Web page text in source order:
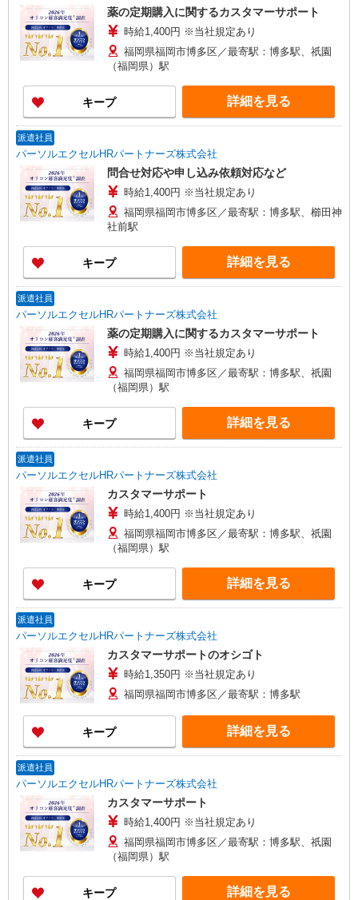
薬の定期購入に関するカスタマーサポート
時給1,400円 ※当社規定あり
福岡県福岡市博多区／最寄駅：博多駅、祇園
（福岡県）駅
キープ 詳細を見る
派遣社員
パーソルエクセルHRパートナーズ株式会社
問合せ対応や申し込み依頼対応など
時給1,400円 ※当社規定あり
福岡県福岡市博多区／最寄駅：博多駅、櫛田神
社前駅
キープ 詳細を見る
派遣社員
パーソルエクセルHRパートナーズ株式会社
薬の定期購入に関するカスタマーサポート
時給1,400円 ※当社規定あり
福岡県福岡市博多区／最寄駅：博多駅、祇園
（福岡県）駅
キープ 詳細を見る
派遣社員
パーソルエクセルHRパートナーズ株式会社
カスタマーサポート
時給1,400円 ※当社規定あり
福岡県福岡市博多区／最寄駅：博多駅、祇園
（福岡県）駅
キープ 詳細を見る
派遣社員
パーソルエクセルHRパートナーズ株式会社
カスタマーサポートのオシゴト
時給1,350円 ※当社規定あり
福岡県福岡市博多区／最寄駅：博多駅
キープ 詳細を見る
派遣社員
パーソルエクセルHRパートナーズ株式会社
カスタマーサポート
時給1,400円 ※当社規定あり
福岡県福岡市博多区／最寄駅：博多駅、祇園
（福岡県）駅
キープ 詳細を見る